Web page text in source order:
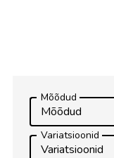
Mõõdud
Mõõdud
Variatsioonid
Variatsioonid